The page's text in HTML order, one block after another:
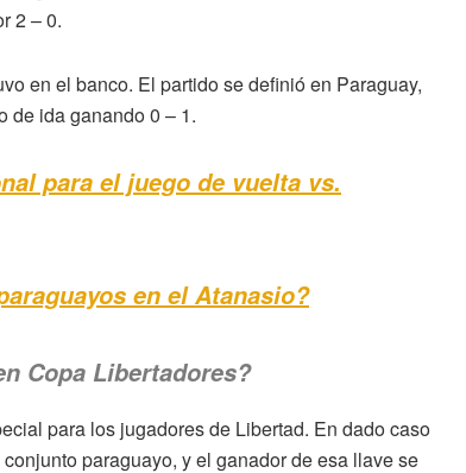
2 – 0.
en el banco. El partido se definió en Paraguay,
de ida ganando 0 – 1.
para el juego de vuelta vs.
en elAtanasio?
Copa Libertadores?
para los jugadores de Libertad. En dado caso
paraguayo, y el ganador de esa llave se